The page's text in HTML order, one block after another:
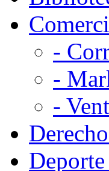
-
-
-